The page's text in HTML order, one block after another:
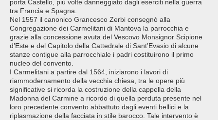
porta Castello, più volte danneggiato dagli eserciti nella guerra
tra Francia e Spagna.
Nel 1557 il canonico Grancesco Zerbi consegnò alla
Congregazione dei Carmelitani di Mantova la parrocchia e
grazie alla concessione avuta del Vescovo Monsignor Scipione
d’Este e del Capitolo della Cattedrale di Sant’Evasio di alcune
stanze contigue alla parrocchiale i padri costituirono il primo
nucleo del convento.
I Carmelitani a partire dal 1564, iniziarono i lavori di
riammodernamento della vecchia chiesa, tra le opere più
significative si ricorda la costruzione della cappella della
Madonna del Carmine a ricordo di quella perduta presente nel
loro precedente convento abbattuto dagli eventi bellici e la
riplasmazione della facciata in stile barocco. Tale intervento è